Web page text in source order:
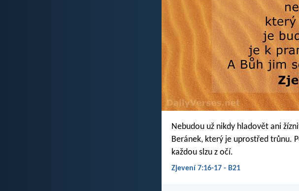
Nebudou už nikdy hladovět ani
Beránek, který je uprostřed trůnu.
každou slzu z očí.
Zjevení 7:16-17 - B21